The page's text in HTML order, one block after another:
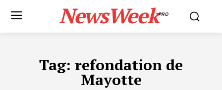
NewsWeekPRO
Tag: refondation de
Mayotte